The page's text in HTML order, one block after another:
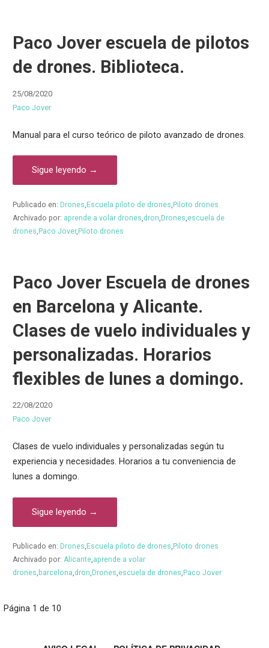
Paco Jover escuela de pilotos
de drones. Biblioteca.
25/08/2020
Paco Jover
Manual para el curso teórico de piloto avanzado de drones.
Sigue leyendo →
Publicado en: Drones, Escuela piloto de drones, Piloto drones
Archivado por: aprende a volar drones,dron, Drones,escuela de
drones, Paco Jover, Piloto drones
Paco Jover Escuela de drones
en Barcelona y Alicante.
Clases de vuelo individuales y
personalizadas. Horarios
flexibles de lunes a domingo.
22/08/2020
Paco Jover
Clases de vuelo individuales y personalizadas según tu
experiencia y necesidades. Horarios a tu conveniencia de
lunes a domingo.
Sigue leyendo →
Publicado en: Drones, Escuela piloto de drones, Piloto drones
Archivado por: Alicante,aprende a volar
drones, barcelona,dron, Drones,escuela de drones, Paco Jover
Navegación
Página 1 de 10